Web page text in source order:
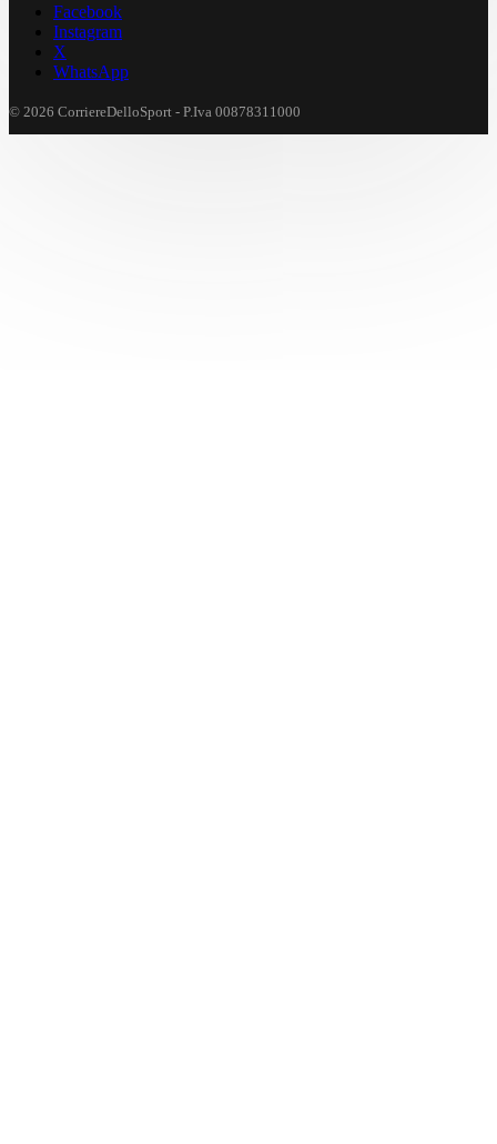
Facebook
Instagram
X
WhatsApp
© 2026 CorriereDelloSport - P.Iva 00878311000